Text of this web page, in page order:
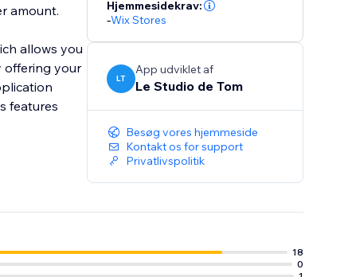
amount.
allows you
offering your
features
Hjemmesidekrav:
-Wix Stores
LT
App udviklet af
Le Studio de Tom
Besøg vores hjemmeside
Kontakt os for support
Privatlivspolitik
18
0